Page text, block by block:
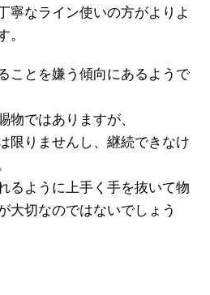
寧なライン使いの方がよりよ
。
ことを嫌う傾向にあるようで
物ではありますが、
限りませんし、継続できなけ
るように上手く手を抜いて物
大切なのではないでしょう